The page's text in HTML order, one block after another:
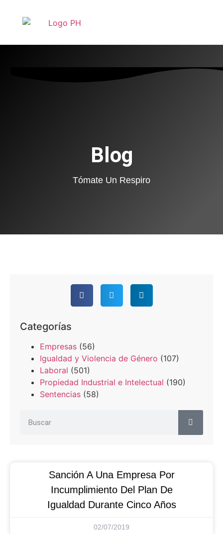
Blog
Tómate Un Respiro
Sanción A Una Empresa Por
Incumplimiento Del Plan De
Igualdad Durante Cinco Años
02/07/2019
Categorías
Empresas (56)
Igualdad y Violencia de Género (107)
Laboral (501)
Propiedad Industrial e Intelectual (190)
Sentencias (58)